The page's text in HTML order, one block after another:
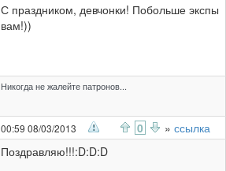
С праздником, девчонки! Побольше экспы
вам!))
Никогда не жалейте патронов...
00:59 08/03/2013 0 » ссылка
Поздравляю!!!:D:D:D